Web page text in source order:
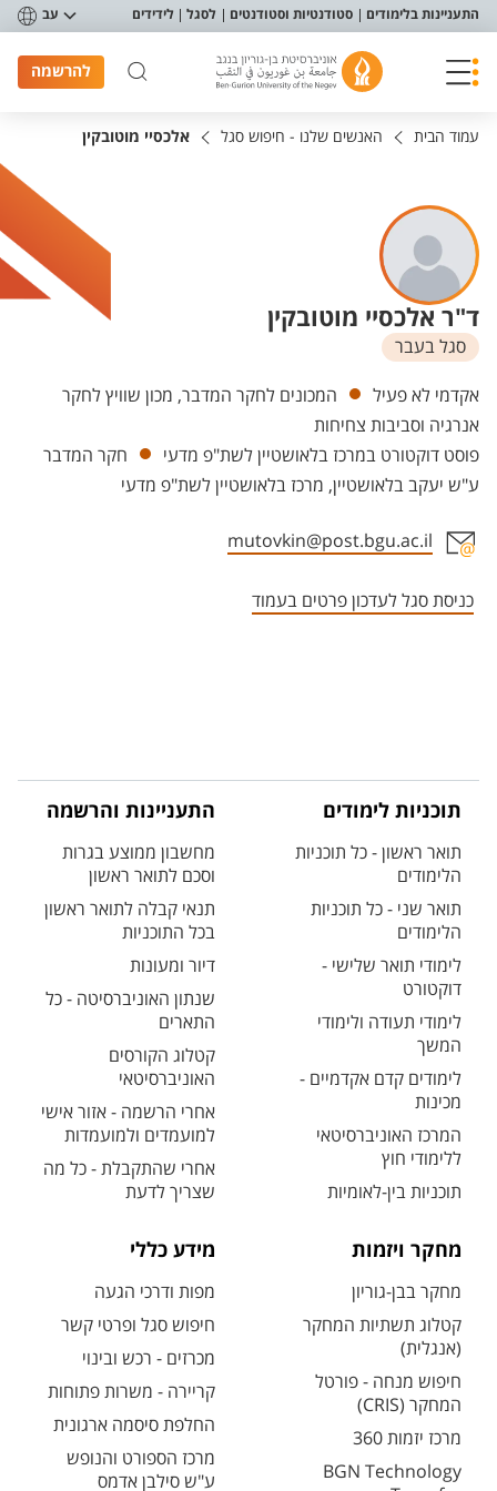
תפריט נגישות
התעניינות בלימודים סטודנטיות וסטודנטים לסגל לידידים עב
להרשמה
עמוד הבית האנשים שלנו - חיפוש סגל אלכסיי מוטובקין
ד"ר אלכסיי מוטובקין
סגל בעבר
יחידות
אקדמי לא פעיל
המכונים לחקר המדבר, מכון שוויץ לחקר
אנרגיה וסביבות צחיחות
פוסט דוקטורט במרכז בלאושטיין לשת"פ מדעי
חקר המדבר
ע"ש יעקב בלאושטיין, מרכז בלאושטיין לשת"פ מדעי
mutovkin@post.bgu.ac.il
כניסת סגל לעדכון פרטים בעמוד
תוכניות לימודים
תואר ראשון - כל תוכניות
הלימודים
תואר שני - כל תוכניות
הלימודים
לימודי תואר שלישי -
דוקטורט
לימודי תעודה ולימודי
המשך
לימודים קדם אקדמיים -
מכינות
המרכז האוניברסיטאי
ללימודי חוץ
תוכניות בין-לאומיות
התעניינות והרשמה
מחשבון ממוצע בגרות
וסכם לתואר ראשון
תנאי קבלה לתואר ראשון
בכל התוכניות
דיור ומעונות
שנתון האוניברסיטה - כל
התארים
קטלוג הקורסים
האוניברסיטאי
אחרי הרשמה - אזור אישי
למועמדים ולמועמדות
אחרי שהתקבלת - כל מה
שצריך לדעת
מחקר ויזמות
מחקר בבן-גוריון
קטלוג תשתיות המחקר
(אנגלית)
חיפוש מנחה - פורטל
המחקר (CRIS)
מרכז יזמות 360
BGN Technology
מידע כללי
מפות ודרכי הגעה
חיפוש סגל ופרטי קשר
מכרזים - רכש ובינוי
קריירה - משרות פתוחות
החלפת סיסמה ארגונית
מרכז הספורט והנופש
ע"ש סילבן אדמס